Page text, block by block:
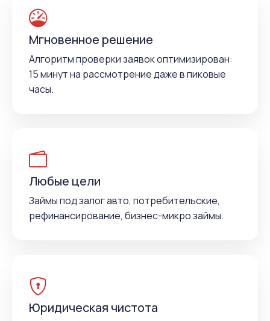
Мгновенное решение
Алгоритм проверки заявок оптимизирован:
15 минут на рассмотрение даже в пиковые
часы.
Любые цели
Займы под залог авто, потребительские,
рефинансирование, бизнес-микро займы.
Юридическая чистота